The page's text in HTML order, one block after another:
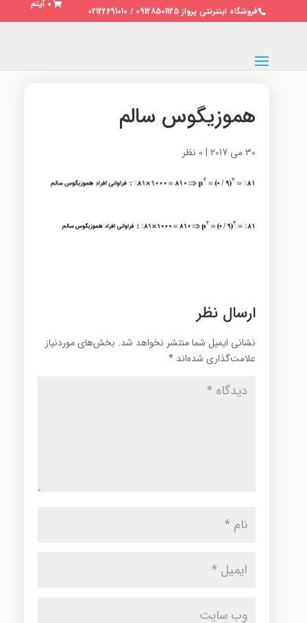
فروشگاه اینترنتی پرواز 09128501125 / 02122691010
0 آیتم
هموزیگوس سالم
30 می 2017 | 0 نظر
ارسال نظر
نشانی ایمیل شما منتشر نخواهد شد. بخش‌های موردنیاز
علامت‌گذاری شده‌اند *